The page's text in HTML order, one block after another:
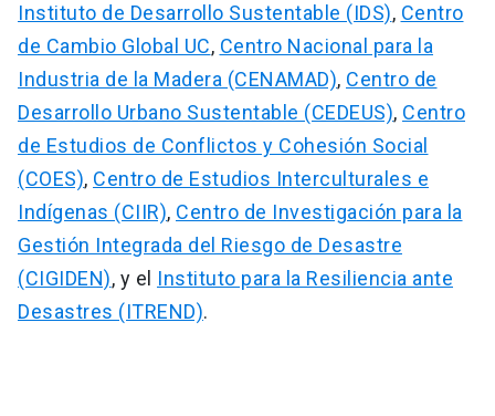
Instituto de Desarrollo Sustentable (IDS), Centro
de Cambio Global UC, Centro Nacional para la
Industria de la Madera (CENAMAD), Centro de
Desarrollo Urbano Sustentable (CEDEUS), Centro
de Estudios de Conflictos y Cohesión Social
(COES), Centro de Estudios Interculturales e
Indígenas (CIIR), Centro de Investigación para la
Gestión Integrada del Riesgo de Desastre
(CIGIDEN), y el Instituto para la Resiliencia ante
Desastres (ITREND).